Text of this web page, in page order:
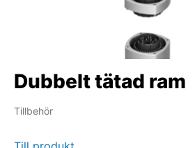
Dubbelt tätad ram
Tillbehör